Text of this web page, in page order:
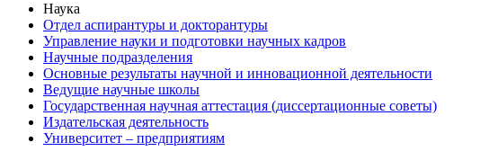
Наука
Отдел аспирантуры и докторантуры
Управление науки и подготовки научных кадров
Научные подразделения
Основные результаты научной и инновационной деятельности
Ведущие научные школы
Государственная научная аттестация (диссертационные советы)
Издательская деятельность
Университет – предприятиям